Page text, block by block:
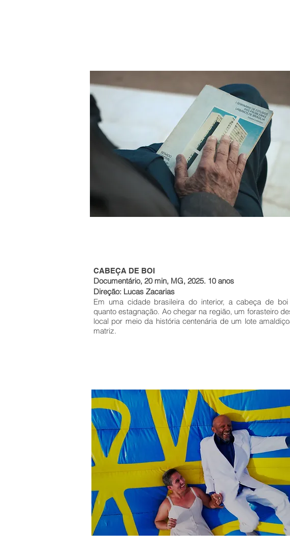
CABEÇA DE BOI
Documentário, 20 min, MG, 2025. 10 anos
Direção: Lucas Zacarias
Em uma cidade brasileira do interior, a cabeça de
quanto estagnação. Ao chegar na região, um forasteiro
local por meio da história centenária de um lote
matriz.